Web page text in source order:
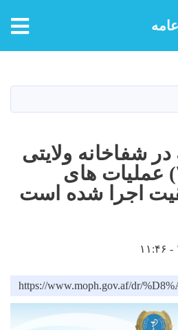
content
شفاخانه ولایتی
دایکندی (۳۷۳۹) عملیات های
اجرا شده است
https://www.moph.gov.af/dr/